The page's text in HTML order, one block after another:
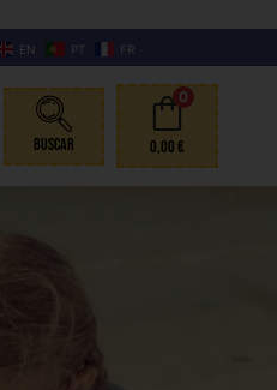
EN PT FR
Buscar
0
0,00€